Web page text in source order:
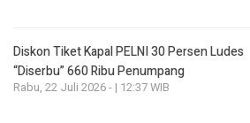
Diskon Tiket Kapal PELNI 30 Persen Ludes
“Diserbu” 660 Ribu Penumpang
Rabu, 22 Juli 2026 - | 12:37 WIB